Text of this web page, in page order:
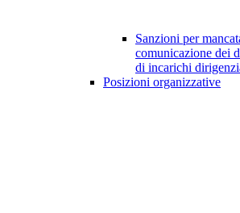
Sanzioni per
comunicazione dei
di incarichi
Posizioni organizzative